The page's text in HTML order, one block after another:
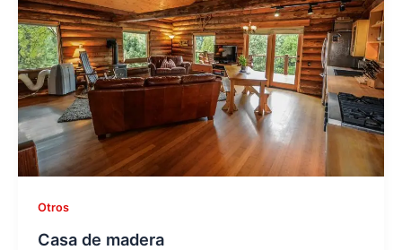
Otros
Casa de madera